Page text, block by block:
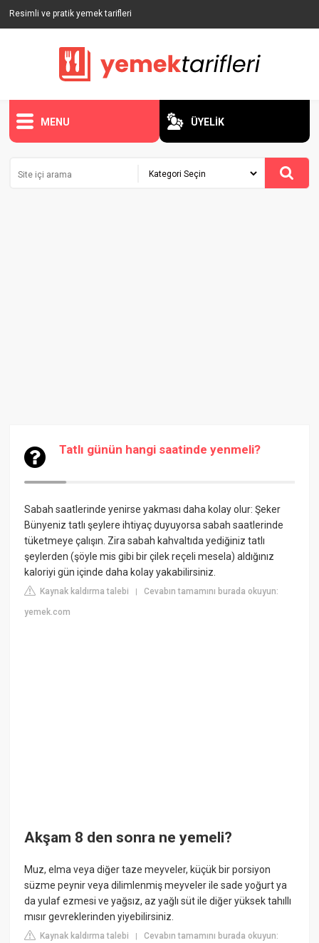
Resimli ve pratik yemek tarifleri
MENU ÜYELİK
Tatlı günün hangi saatinde yenmeli?
Sabah saatlerinde yenirse yakması daha kolay olur: Şeker
Bünyeniz tatlı şeylere ihtiyaç duyuyorsa sabah saatlerinde
tüketmeye çalışın. Zira sabah kahvaltıda yediğiniz tatlı
şeylerden (şöyle mis gibi bir çilek reçeli mesela) aldığınız
kaloriyi gün içinde daha kolay yakabilirsiniz.
Kaynak kaldırma talebi |Cevabın tamamını burada okuyun:
yemek.com
Akşam 8 den sonra ne yemeli?
Muz, elma veya diğer taze meyveler, küçük bir porsiyon
süzme peynir veya dilimlenmiş meyveler ile sade yoğurt ya
da yulaf ezmesi ve yağsız, az yağlı süt ile diğer yüksek tahıllı
mısır gevreklerinden yiyebilirsiniz.
Kaynak kaldırma talebi |Cevabın tamamını burada okuyun: